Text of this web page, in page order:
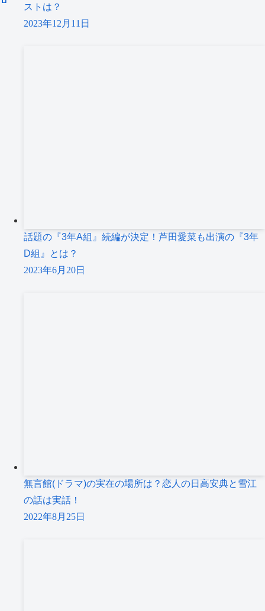
ストは？
2023年12月11日
話題の『3年A組』続編が決定！芦田愛菜も出演の『3年
D組』とは？
2023年6月20日
無言館(ドラマ)の実在の場所は？恋人の日高安典と雪江
の話は実話！
2022年8月25日